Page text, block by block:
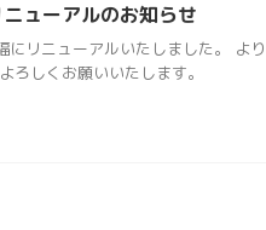
ューアルのお知らせ
にリニューアルいたしました。 よ
ろしくお願いいたします。